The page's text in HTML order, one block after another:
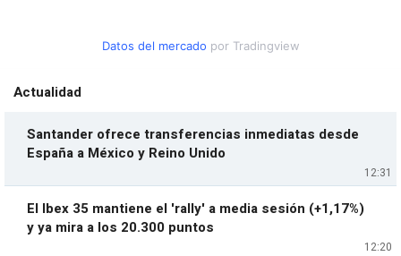
Datos del mercado por Tradingview
Actualidad
12:31
Santander ofrece transferencias inmediatas desde
España a México y Reino Unido
12:20
El Ibex 35 mantiene el 'rally' a media sesión (+1,17%)
y ya mira a los 20.300 puntos